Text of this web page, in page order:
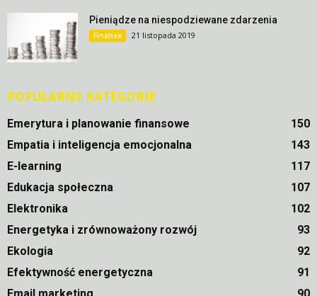
Pieniądze na niespodziewane zdarzenia
Finanse 21 listopada 2019
POPULARNE KATEGORIE
Emerytura i planowanie finansowe
150
Empatia i inteligencja emocjonalna
143
E-learning
117
Edukacja społeczna
107
Elektronika
102
Energetyka i zrównoważony rozwój
93
Ekologia
92
Efektywność energetyczna
91
Email marketing
90